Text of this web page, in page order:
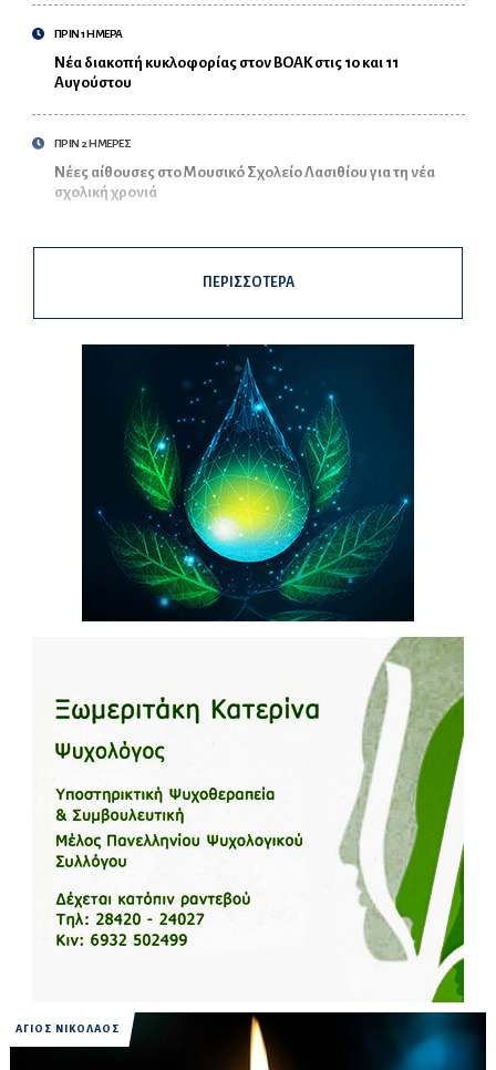
ΠΡΙΝ 1 ΗΜΕΡΑ
Νέα διακοπή κυκλοφορίας στον ΒΟΑΚ στις 10 και 11
Αυγούστου
ΠΡΙΝ 2 ΗΜΕΡΕΣ
Νέες αίθουσες στο Μουσικό Σχολείο Λασιθίου για τη νέα
σχολική χρονιά
ΠΕΡΙΣΣΟΤΕΡΑ
ΑΓΙΟΣ ΝΙΚΟΛΑΟΣ